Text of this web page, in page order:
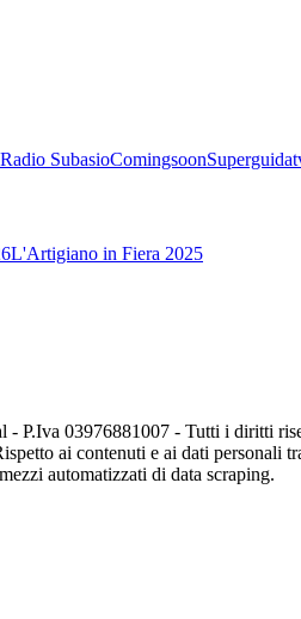
Radio SubasioComingsoon
L'Artigiano in Fiera 2025
P.Iva 03976881007 - Tutti i diritti
ai contenuti e ai dati personali
automatizzati di data scraping.